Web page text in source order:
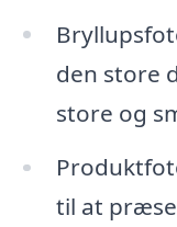
den store
store og
til at